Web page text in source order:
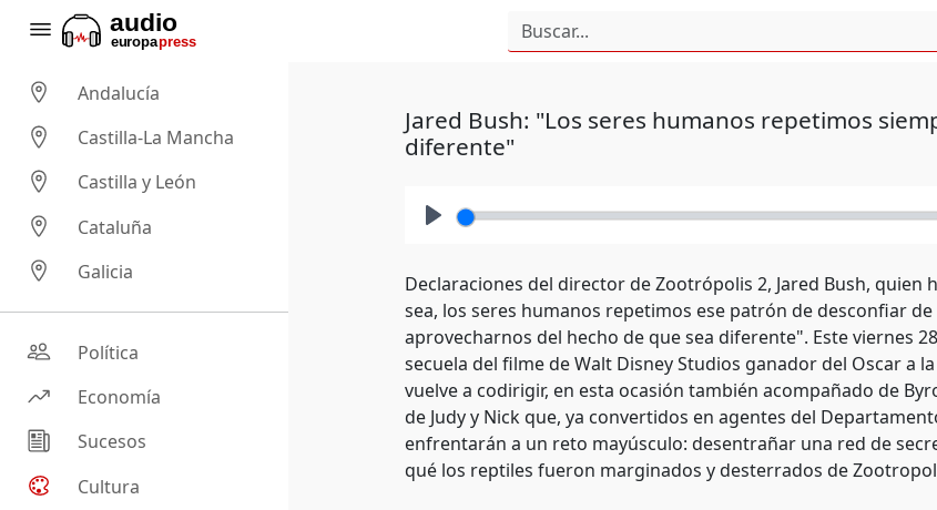
Andalucía
Castilla-La Mancha
Castilla y León
Cataluña
Galicia
Política
Economía
Sucesos
Cultura
Jared Bush: "Los seres humanos repetimos
diferente"
Declaraciones del director de Zootrópolis 2, Jared Bush,
sea, los seres humanos repetimos ese patrón de desconfiar
aprovecharnos del hecho de que sea diferente". Este viernes
secuela del filme de Walt Disney Studios ganador del Oscar a
vuelve a codirigir, en esta ocasión también acompañado de
de Judy y Nick que, ya convertidos en agentes del
enfrentarán a un reto mayúsculo: desentrañar una red de
qué los reptiles fueron marginados y desterrados de